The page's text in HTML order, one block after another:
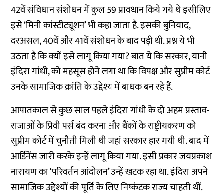
42वें संविधान संशोधन में कुल 59 प्रावधान किये गये थे इसीलिए
इसे ‘मिनी कांस्टीट्यूशन’ भी कहा जाता है. इसकी बुनियाद,
दरअसल, 40वें और 41वें संशोधन के बाद पड़ी थी. प्रश्न ये भी
उठता है कि क्यों इसे लागू किया गया? बात ये कि सरकार, यानी
इंदिरा गांधी, को महसूस होने लगा था कि विपक्ष और सुप्रीम कोर्ट
उनके सामाजिक क्रांति के उद्देश्य में बाधक बन रहे हैं.
आपातकाल से कुछ साल पहले इंदिरा गांधी के दो अहम प्रस्ताव-
राजाओं के प्रिवी पर्स बंद करना और बैंकों के राष्ट्रीयकरण को
सुप्रीम कोर्ट में चुनौती मिली थी जहां सरकार हार गयी थी. बाद में
आर्डिनेंस जारी करके इन्हें लागू किया गया. इसी प्रकार जयप्रकाश
नारायण का ‘परिवर्तन आंदोलन’ उन्हें खटक रहा था. इंदिरा अपने
सामाजिक उद्देश्यों की पूर्ति के लिए निष्कंटक राज्य चाहती थीं.